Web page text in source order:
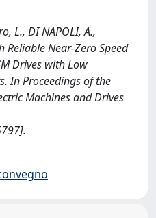
L., DI NAPOLI, A.,
Reliable Near-Zero Speed
Drives with Low
In Proceedings of the
Machines and Drives